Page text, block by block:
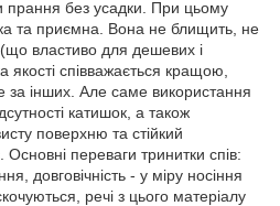
прання без усадки. При цьому
та приємна. Вона не блищить, не
(що властиво для дешевих і
якості співважається кращою,
за інших. Але саме використання
катишок, а також
поверхню та стійкий
Основні переваги тринитки спів:
довговічність - у міру носіння
речі з цього матеріалу